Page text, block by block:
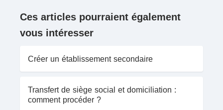
Ces articles pourraient également
vous intéresser
Créer un établissement secondaire
Transfert de siège social et domiciliation :
comment procéder ?